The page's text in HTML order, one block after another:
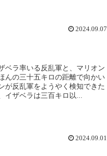
2024.09.07
ラ率いる反乱軍と、マリオン
んの三十五キロの距離で向かい
が反乱軍をようやく検知できた
ザベラは三百キロ以...
2024.09.01